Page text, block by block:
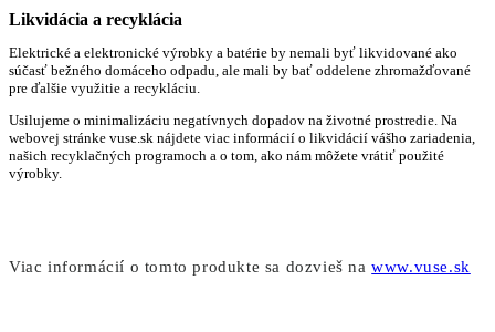
Likvidácia a recyklácia
Elektrické a elektronické výrobky a batérie by nemali byť likvidované ako
súčasť bežného domáceho odpadu, ale mali by bať oddelene zhromažďované
pre ďalšie využitie a recykláciu.
Usilujeme o minimalizáciu negatívnych dopadov na životné prostredie. Na
webovej stránke vuse.sk nájdete viac informácií o likvidácií vášho zariadenia,
našich recyklačných programoch a o tom, ako nám môžete vrátiť použité
výrobky.
Viac informácií o tomto produkte sa dozvieš nawww.vuse.sk